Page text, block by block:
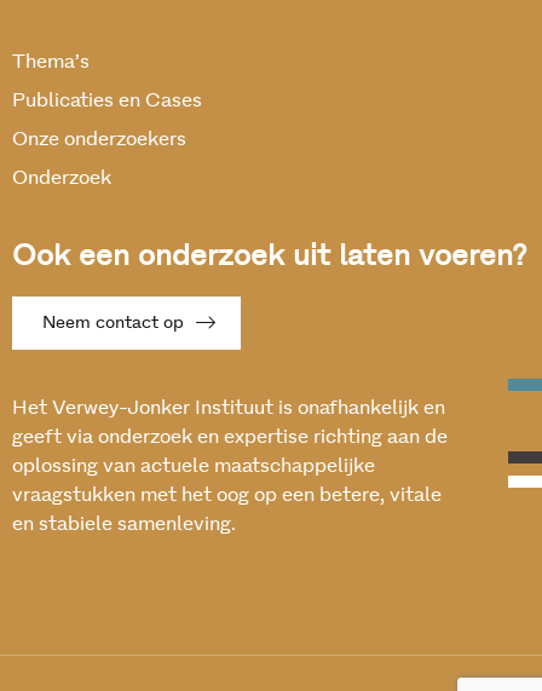
Thema’s
Publicaties en Cases
Onze onderzoekers
Onderzoek
Ook een onderzoek uit laten voeren?
Neem contact op
Het Verwey-Jonker Instituut is onafhankelijk en
geeft via onderzoek en expertise richting aan de
oplossing van actuele maatschappelijke
vraagstukken met het oog op een betere, vitale
en stabiele samenleving.